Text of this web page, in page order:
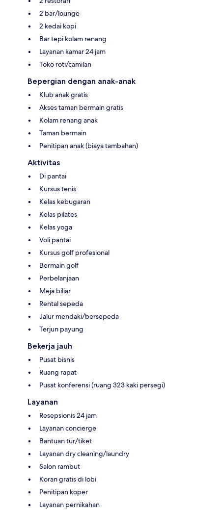
2 bar/lounge
2 kedai kopi
Bar tepi kolam renang
Layanan kamar 24 jam
Toko roti/camilan
Bepergian dengan anak-anak
Klub anak gratis
Akses taman bermain gratis
Kolam renang anak
Taman bermain
Penitipan anak (biaya tambahan)
Aktivitas
Di pantai
Kursus tenis
Kelas kebugaran
Kelas pilates
Kelas yoga
Voli pantai
Kursus golf profesional
Bermain golf
Perbelanjaan
Meja biliar
Rental sepeda
Jalur mendaki/bersepeda
Terjun payung
Bekerja jauh
Pusat bisnis
Ruang rapat
Pusat konferensi (ruang 323 kaki persegi)
Layanan
Resepsionis 24 jam
Layanan concierge
Bantuan tur/tiket
Layanan dry cleaning/laundry
Salon rambut
Koran gratis di lobi
Penitipan koper
Layanan pernikahan